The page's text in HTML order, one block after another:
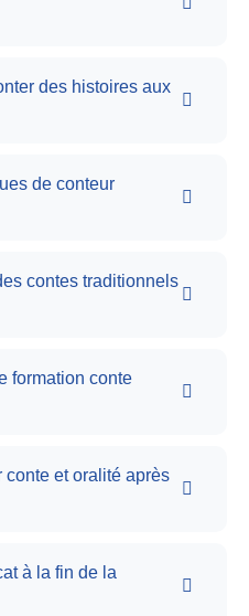
des histoires aux
de conteur
contes traditionnels
formation conte
conte et oralité après
à la fin de la